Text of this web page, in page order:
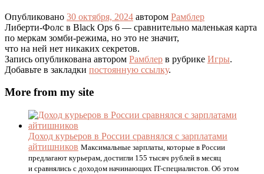
Опубликовано 30 октября, 2024 автором Рамблер
Либерти-Фолс в Black Ops 6 — сравнительно маленькая карта
по меркам зомби-режима, но это не значит,
что на ней нет никаких секретов.
Запись опубликована автором Рамблер в рубрике Игры.
Добавьте в закладки постоянную ссылку.
More from my site
Доход курьеров в России сравнялся с зарплатами
айтишников Максимальные зарплаты, которые в России
предлагают курьерам, достигли 155 тысяч рублей в месяц
и сравнялись с доходом начинающих IT-специалистов. Об этом